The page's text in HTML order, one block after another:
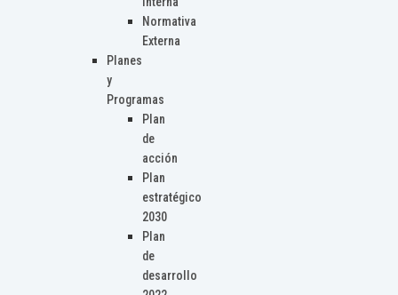
Normativa
Externa
Planes
y
Programas
Plan
de
acción
Plan
estratégico
2030
Plan
de
desarrollo